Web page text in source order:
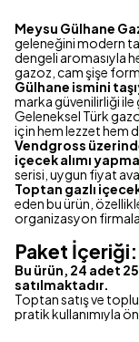
Meysu Gülhane
geleneğini modern
dengeli aromasıyla
gazoz, cam şişe
Gülhane ismini
marka güvenilirliği
Geleneksel Türk
için hem lezzet hem
Vendgross
içecek alımı
serisi, uygun fiyat
Toptan gazlı
eden bu ürün,
organizasyon
Paket İçeriği:
Bu ürün, 24 adet
satılmaktadır.
Toptan satış ve
pratik kullanımıyla